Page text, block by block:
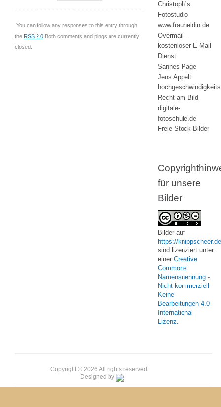
You can follow any responses to this entry through
the RSS 2.0 Both comments and pings are currently
closed.
Christoph´s
Fotostudio
www.frauheldin.de
Overmail -
kostenloser E-Mail
Dienst
Sannes Page
Jens Appelt
Recht am Bild
digitale-
fotoschule.de
Freie Stock-Bilder
für unsere
Bilder
Bilder auf
https://knippscheer.de
sind lizenziert unter
einer Creative
Commons
Namensnennung -
Nicht kommerziell -
Keine
Bearbeitungen 4.0
International
Lizenz.
Copyright © 2026 All rights reserved.
Designed by